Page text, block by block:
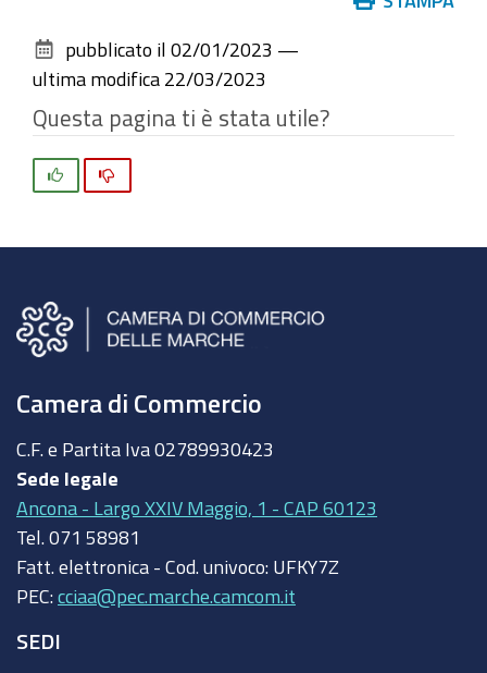
documento
pubblicato il 02/01/2023 —
ultima modifica 22/03/2023
Questa pagina ti è stata utile?
Camera di Commercio
C.F. e Partita Iva 02789930423
Sede legale
Ancona - Largo XXIV Maggio, 1 - CAP 60123
Tel. 071 58981
Fatt. elettronica - Cod. univoco: UFKY7Z
PEC: cciaa@pec.marche.camcom.it
SEDI